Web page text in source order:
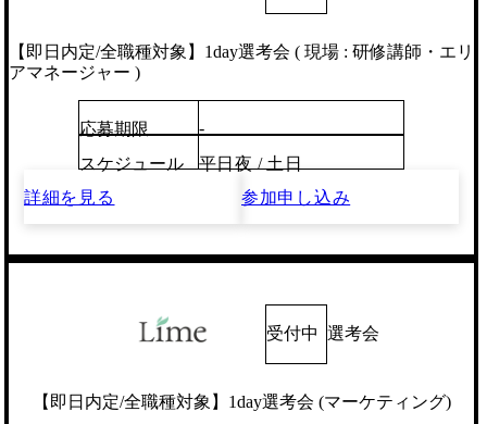
【即日内定/全職種対象】1day選考会 ( 現場 : 研修講師・エリ
アマネージャー )
応募期限
-
スケジュール
平日夜 / 土日
詳細を見る
参加申し込み
受付中 選考会
【即日内定/全職種対象】1day選考会 (マーケティング)